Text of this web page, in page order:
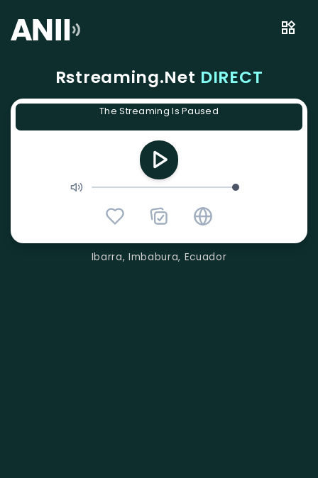
Rstreaming.Net DIRECT
The Streaming Is Paused
Ibarra, Imbabura, Ecuador